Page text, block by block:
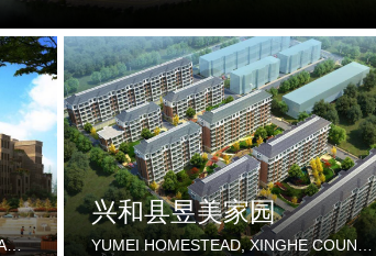
ENSHI · SENIOR CITIZEN COURTYARD APARTMENT
兴和县昱美家园
YUMEI HOMESTEAD, XINGHE COUNTY